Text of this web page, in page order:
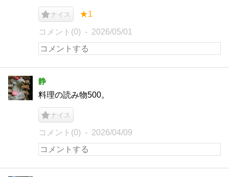
ナイス ★1
コメント(0) 2026/05/01
静
料理の読み物500。
ナイス
コメント(0) 2026/04/09